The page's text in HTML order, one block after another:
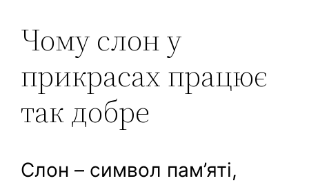
Чому слон у
прикрасах працює
так добре
Слон – символ пам’яті,